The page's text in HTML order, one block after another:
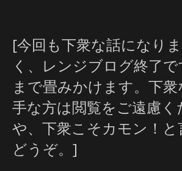
[今回も下衆な話になり
く、レンジブログ終了
まで畳みかけます。下
手な方は閲覧をご遠慮く
や、下衆こそカモン！
どうぞ。]